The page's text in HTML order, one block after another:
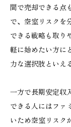
間で売却できる点
で、空室リスクを
できる戦略も取り
軽に始めたい方に
力な選択肢といえ
一方で長期安定収
できる人にはファ
いため空室リスク